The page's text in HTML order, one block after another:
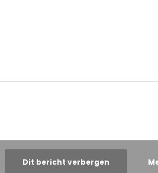
Dit bericht verbergen